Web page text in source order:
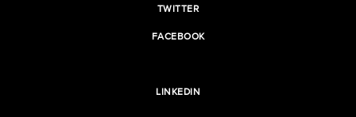
TWITTER
FACEBOOK
LINKEDIN